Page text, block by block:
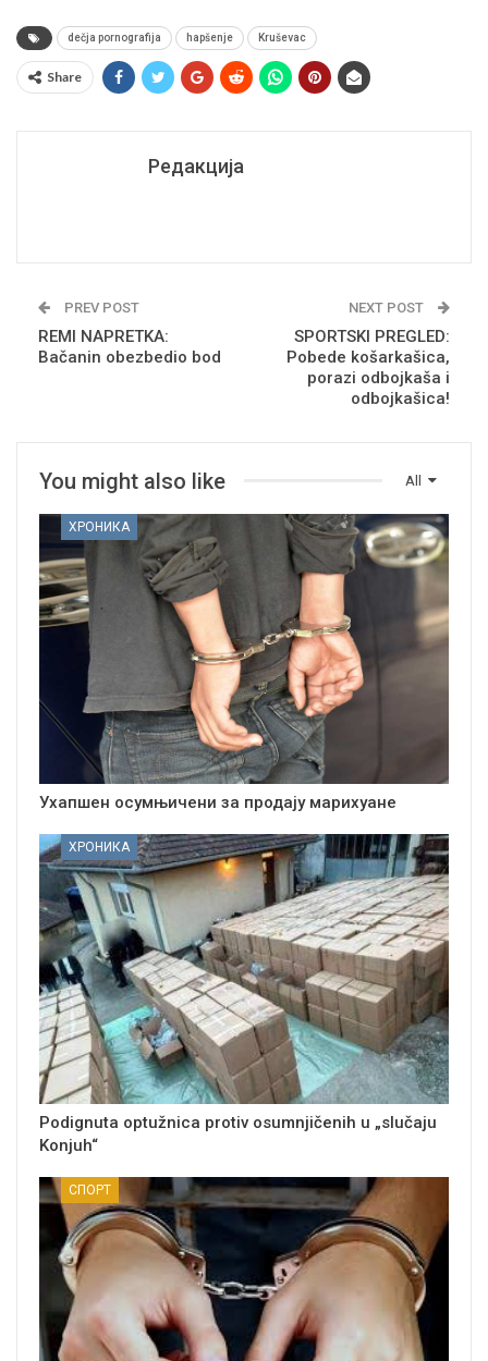
dečja pornografija hapšenje Kruševac
Share
Редакција
PREV POST
REMI NAPRETKA:
Bačanin obezbedio bod
NEXT POST
SPORTSKI PREGLED:
Pobede košarkašica,
porazi odbojkaša i
odbojkašica!
All
You might also like
ХРОНИКА
Ухапшен осумњичени за продају марихуане
ХРОНИКА
Podignuta optužnica protiv osumnjičenih u „slučaju
Konjuh“
СПОРТ